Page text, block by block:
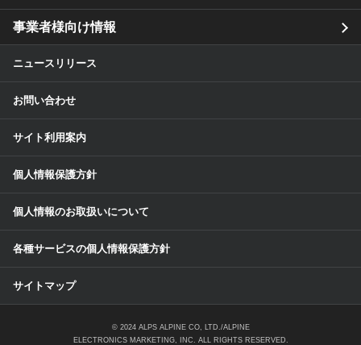
事業者様向け情報
ニュースリリース
お問い合わせ
サイト利用案内
個人情報保護方針
個人情報のお取扱いについて
各種サービスの個人情報保護方針
サイトマップ
© 2024 ALPS ALPINE CO, LTD./ALPINE
ELECTRONICS MARKETING, INC. ALL RIGHTS RESERVED.